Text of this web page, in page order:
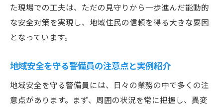
た現場での工夫は、ただの見守りから一歩進んだ能動的
な安全対策を実現し、地域住民の信頼を得る大きな要因
となっています。
地域安全を守る警備員の注意点と実例紹介
地域安全を守る警備員には、日々の業務の中で多くの注
意点があります。まず、周囲の状況を常に把握し、異変